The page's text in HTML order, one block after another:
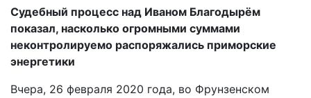
Судебный процесс над Иваном Благодырём
показал, насколько огромными суммами
неконтролируемо распоряжались приморские
энергетики
Вчера, 26 февраля 2020 года, во Фрунзенском